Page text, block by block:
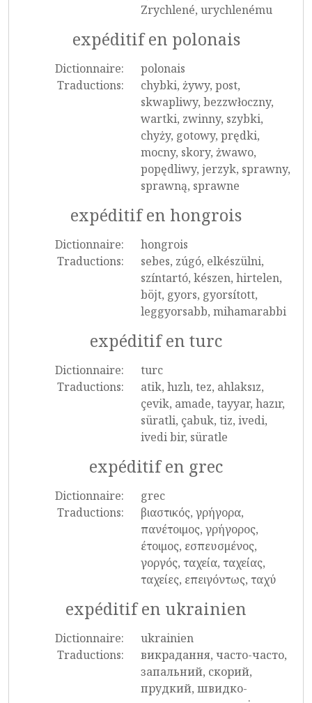
Zrychlené, urychlenému
expéditif en polonais
Dictionnaire:
polonais
Traductions:
chybki, żywy, post,
skwapliwy, bezzwłoczny,
wartki, zwinny, szybki,
chyży, gotowy, prędki,
mocny, skory, żwawo,
popędliwy, jerzyk, sprawny,
sprawną, sprawne
expéditif en hongrois
Dictionnaire:
hongrois
Traductions:
sebes, zúgó, elkészülni,
színtartó, készen, hirtelen,
böjt, gyors, gyorsított,
leggyorsabb, mihamarabbi
expéditif en turc
Dictionnaire:
turc
Traductions:
atik, hızlı, tez, ahlaksız,
çevik, amade, tayyar, hazır,
süratli, çabuk, tiz, ivedi,
ivedi bir, süratle
expéditif en grec
Dictionnaire:
grec
Traductions:
βιαστικός, γρήγορα,
πανέτοιμος, γρήγορος,
έτοιμος, εσπευσμένος,
γοργός, ταχεία, ταχείας,
ταχείες, επειγόντως, ταχύ
expéditif en ukrainien
Dictionnaire:
ukrainien
Traductions:
викрадання, часто-часто,
запальний, скорий,
прудкий, швидко-